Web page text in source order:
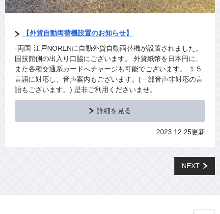
【外貨自動両替機設置のお知らせ】
-両国‐江戸NORENに自動外貨自動両替機が設置されました。
国技館側の出入り口脇にございます。 外貨紙幣を日本円に、
また各種交通系カードへチャージも可能でございます。 １５
言語に対応し、音声案内もございます。(一部音声非対応の言
語もございます。) 是非ご利用くださいませ。
詳細を見る
2023.12.25更新
NEXT